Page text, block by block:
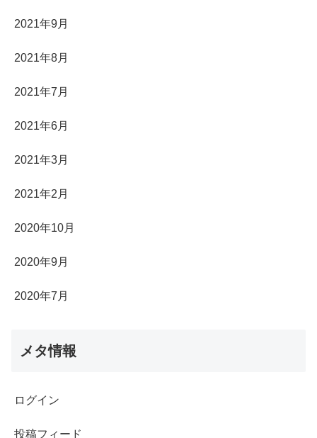
2021年9月
2021年8月
2021年7月
2021年6月
2021年3月
2021年2月
2020年10月
2020年9月
2020年7月
メタ情報
ログイン
投稿フィード